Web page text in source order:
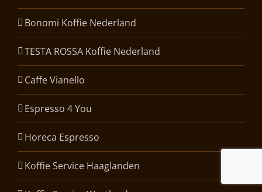
Bonomi Koffie Nederland
TESTA ROSSA Koffie Nederland
Caffe Vianello
Espresso 4 You
Horeca Espresso
Koffie Service Haaglanden